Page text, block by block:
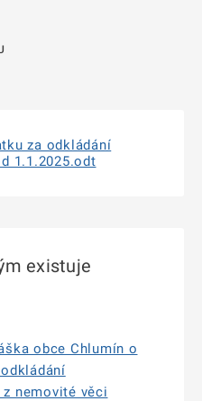
za odkládání
1.1.2025.odt
existuje
obce Chlumín o
nemovité věci